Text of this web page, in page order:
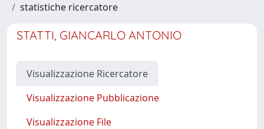
statistiche ricercatore
STATTI, GIANCARLO ANTONIO
Visualizzazione Ricercatore
Visualizzazione Pubblicazione
Visualizzazione File